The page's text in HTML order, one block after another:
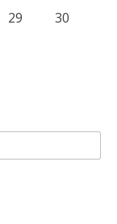
29
30